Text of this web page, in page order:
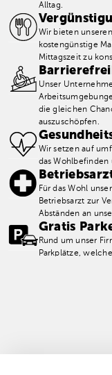
Alltag.
Wir bieten
kostengünstige
Mittagszeit zu
Unser
die gleichen
auszuschöpfen.
Wir setzen auf
das Wohlbefinden
Für das Wohl
Betriebsarzt zur
Abständen an
Gratis
Rund um unser
Parkplätze,